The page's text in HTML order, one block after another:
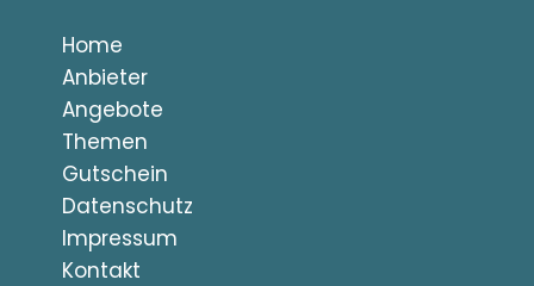
Home
Anbieter
Angebote
Themen
Gutschein
Datenschutz
Impressum
Kontakt